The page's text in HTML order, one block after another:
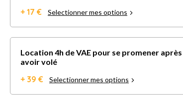
+ 17 € Selectionner mes options
Location 4h de VAE pour se promener après
avoir volé
+ 39 € Selectionner mes options